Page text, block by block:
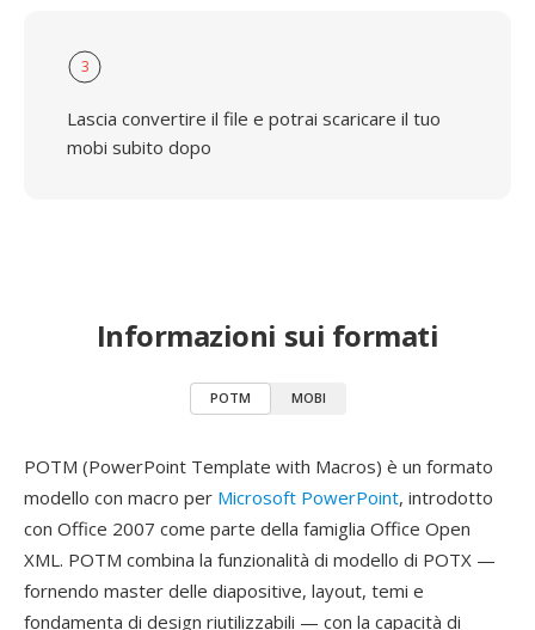
3
Lascia convertire il file e potrai scaricare il tuo
mobi subito dopo
Informazioni sui formati
POTM MOBI
POTM (PowerPoint Template with Macros) è un formato
modello con macro per Microsoft PowerPoint, introdotto
con Office 2007 come parte della famiglia Office Open
XML. POTM combina la funzionalità di modello di POTX —
fornendo master delle diapositive, layout, temi e
fondamenta di design riutilizzabili — con la capacità di